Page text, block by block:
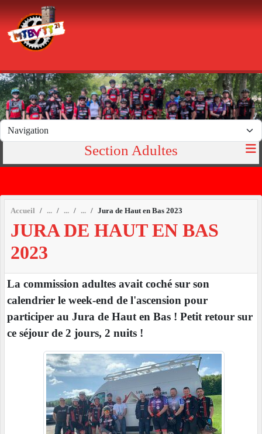
Section Adultes
Accueil Jura de Haut en Bas 2023
JURA DE HAUT EN BAS
2023
La commission adultes avait coché sur son
calendrier le week-end de l'ascension pour
participer au Jura de Haut en Bas ! Petit retour sur
ce séjour de 2 jours, 2 nuits !
Panneau de gestion des cookies